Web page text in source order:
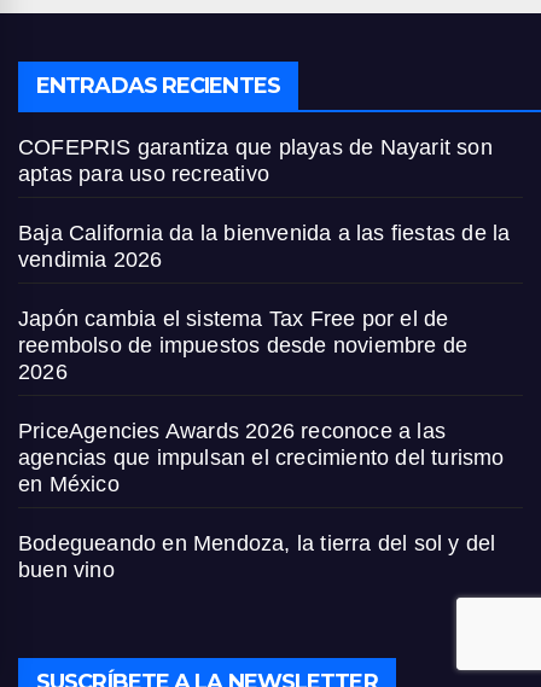
ENTRADAS RECIENTES
COFEPRIS garantiza que playas de Nayarit son
aptas para uso recreativo
Baja California da la bienvenida a las fiestas de la
vendimia 2026
Japón cambia el sistema Tax Free por el de
reembolso de impuestos desde noviembre de
2026
PriceAgencies Awards 2026 reconoce a las
agencias que impulsan el crecimiento del turismo
en México
Bodegueando en Mendoza, la tierra del sol y del
buen vino